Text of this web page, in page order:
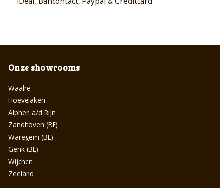
Onze showrooms
Waalre
Hoevelaken
Alphen a/d Rijn
Zandhoven (BE)
Waregem (BE)
Genk (BE)
Wijchen
Zeeland